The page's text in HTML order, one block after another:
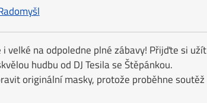
velké na odpoledne plné zábavy! Přijďte si užít
hudbu od DJ Tesila se Štěpánkou.
originální masky, protože proběhne soutěž